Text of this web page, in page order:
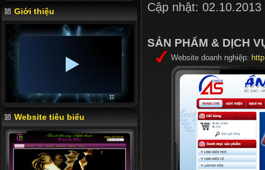
Giới thiệu
Website tiêu biểu
Cập nhật: 02.10.2013
SẢN PHẨM & DỊCH
Website doanh nghiệp: